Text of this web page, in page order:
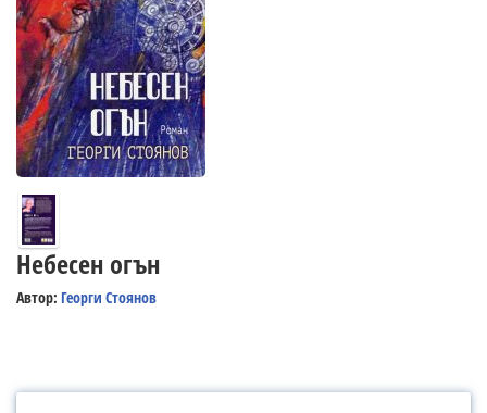
Небесен огън
Автор: Георги Стоянов